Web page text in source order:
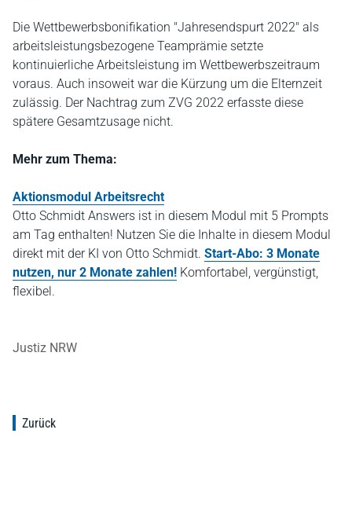
Die Wettbewerbsbonifikation "Jahresendspurt 2022" als
arbeitsleistungsbezogene Teamprämie setzte
kontinuierliche Arbeitsleistung im Wettbewerbszeitraum
voraus. Auch insoweit war die Kürzung um die Elternzeit
zulässig. Der Nachtrag zum ZVG 2022 erfasste diese
spätere Gesamtzusage nicht.
Mehr zum Thema:
Aktionsmodul Arbeitsrecht
Otto Schmidt Answers ist in diesem Modul mit 5 Prompts
am Tag enthalten! Nutzen Sie die Inhalte in diesem Modul
direkt mit der KI von Otto Schmidt. Start-Abo: 3 Monate
nutzen, nur 2 Monate zahlen! Komfortabel, vergünstigt,
flexibel.
Justiz NRW
Zurück